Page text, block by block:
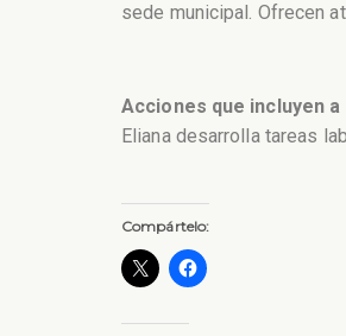
sede municipal. Ofrecen
Acciones que incluyen
Eliana desarrolla tareas
Compártelo: